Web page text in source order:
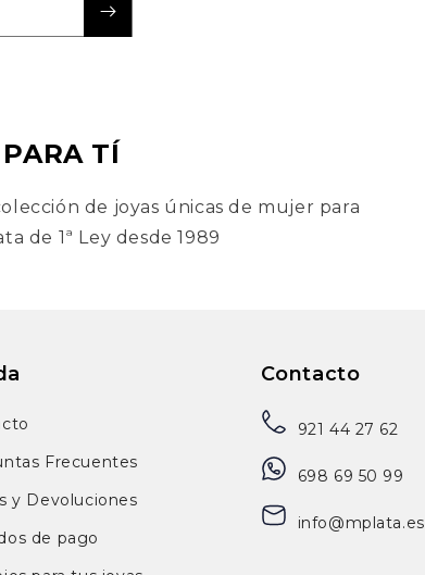
TÍ
de joyas únicas de mujer para
de 1ª Ley desde 1989
Frecuentes
y Devoluciones
de pago
Contacto
921 44 27 62
698 69 50 99
info@mplata.es